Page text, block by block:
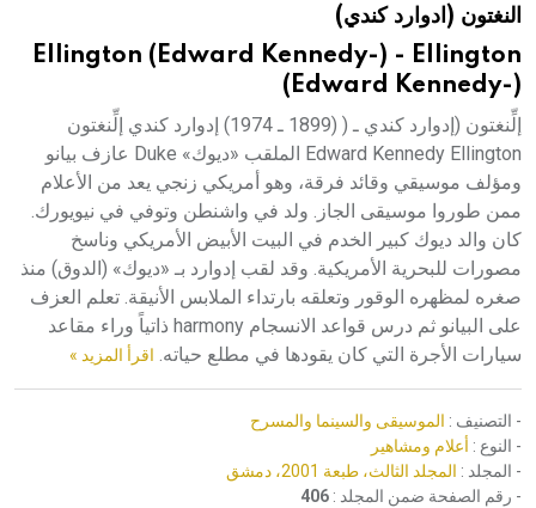
هيئة الموسوعة العربية تطلق موسوعات جديدة في عام 2026
النغتون (ادوارد كندي)
Ellington (Edward Kennedy-) - Ellington
(Edward Kennedy-)
إلِّنغتون (إدوارد كندي ـ ( (1899 ـ 1974) إدوارد كندي إلِّنغتون
Edward Kennedy Ellington الملقب «ديوك» Duke عازف بيانو
ومؤلف موسيقي وقائد فرقة، وهو أمريكي زنجي يعد من الأعلام
ممن طوروا موسيقى الجاز. ولد في واشنطن وتوفي في نيويورك.
كان والد ديوك كبير الخدم في البيت الأبيض الأمريكي وناسخ
مصورات للبحرية الأمريكية. وقد لقب إدوارد بـ «ديوك» (الدوق) منذ
صغره لمظهره الوقور وتعلقه بارتداء الملابس الأنيقة. تعلم العزف
على البيانو ثم درس قواعد الانسجام harmony ذاتياً وراء مقاعد
سيارات الأجرة التي كان يقودها في مطلع حياته. اقرأ المزيد »
- التصنيف : الموسيقى والسينما والمسرح
- النوع : أعلام ومشاهير
- المجلد : المجلد الثالث، طبعة 2001، دمشق
- رقم الصفحة ضمن المجلد : 406